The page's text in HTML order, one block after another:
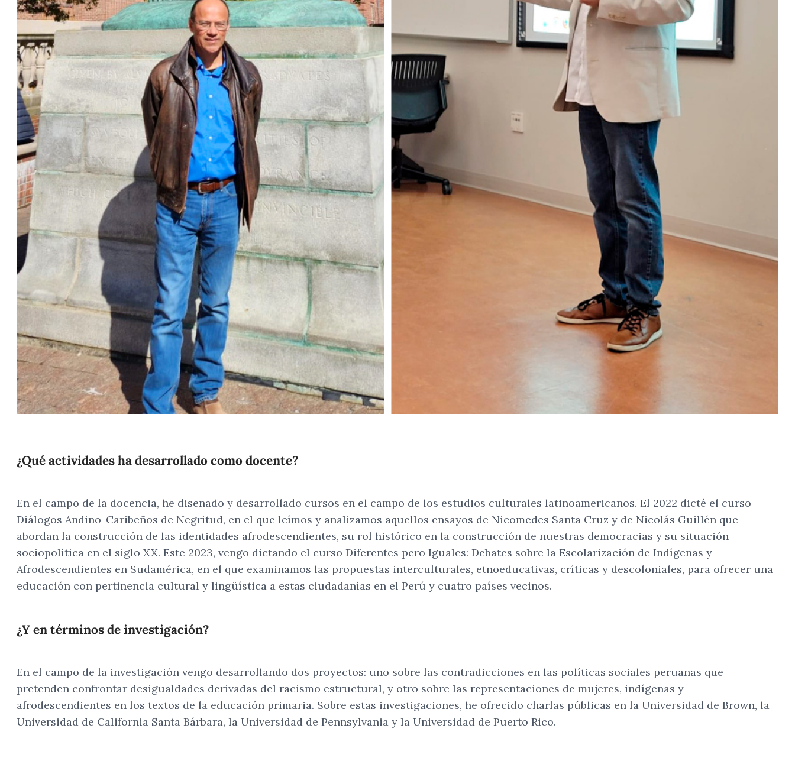
¿Qué actividades ha desarrollado como docente?
En el campo de la docencia, he diseñado y desarrollado cursos en el campo de los estudios culturales latinoamericanos. El 2022 dicté el curso
Diálogos Andino-Caribeños de Negritud, en el que leímos y analizamos aquellos ensayos de Nicomedes Santa Cruz y de Nicolás Guillén que
abordan la construcción de las identidades afrodescendientes, su rol histórico en la construcción de nuestras democracias y su situación
sociopolítica en el siglo XX. Este 2023, vengo dictando el curso Diferentes pero Iguales: Debates sobre la Escolarización de Indígenas y
Afrodescendientes en Sudamérica, en el que examinamos las propuestas interculturales, etnoeducativas, críticas y descoloniales, para ofrecer una
educación con pertinencia cultural y lingüística a estas ciudadanías en el Perú y cuatro países vecinos.
¿Y en términos de investigación?
En el campo de la investigación vengo desarrollando dos proyectos: uno sobre las contradicciones en las políticas sociales peruanas que
pretenden confrontar desigualdades derivadas del racismo estructural, y otro sobre las representaciones de mujeres, indígenas y
afrodescendientes en los textos de la educación primaria. Sobre estas investigaciones, he ofrecido charlas públicas en la Universidad de Brown, la
Universidad de California Santa Bárbara, la Universidad de Pennsylvania y la Universidad de Puerto Rico.